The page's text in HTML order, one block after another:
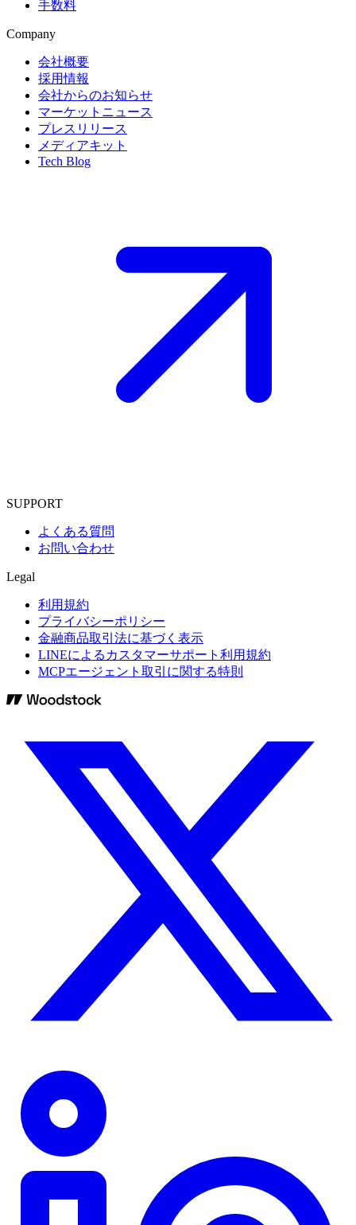
手数料
Company
会社概要
採用情報
会社からのお知らせ
マーケットニュース
プレスリリース
メディアキット
Tech Blog
SUPPORT
よくある質問
お問い合わせ
Legal
利用規約
プライバシーポリシー
金融商品取引法に基づく表示
LINEによるカスタマーサポート利用規約
MCPエージェント取引に関する特則